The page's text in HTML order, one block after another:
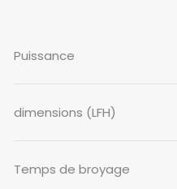
Puissance
dimensions (LFH)
Temps de broyage